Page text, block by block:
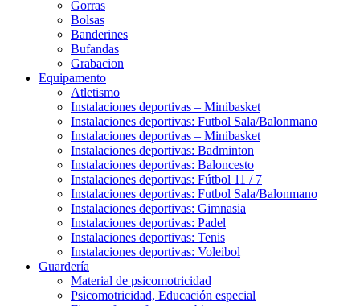
Gorras
Bolsas
Banderines
Bufandas
Grabacion
Equipamento
Atletismo
Instalaciones deportivas – Minibasket
Instalaciones deportivas: Futbol Sala/Balonmano
Instalaciones deportivas – Minibasket
Instalaciones deportivas: Badminton
Instalaciones deportivas: Baloncesto
Instalaciones deportivas: Fútbol 11 / 7
Instalaciones deportivas: Futbol Sala/Balonmano
Instalaciones deportivas: Gimnasia
Instalaciones deportivas: Padel
Instalaciones deportivas: Tenis
Instalaciones deportivas: Voleibol
Guardería
Material de psicomotricidad
Psicomotricidad, Educación especial